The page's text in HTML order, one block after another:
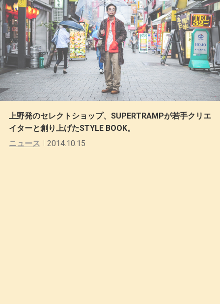
上野発のセレクトショップ、SUPERTRAMPが若手クリエ
イターと創り上げたSTYLE BOOK。
ニュース
2014.10.15